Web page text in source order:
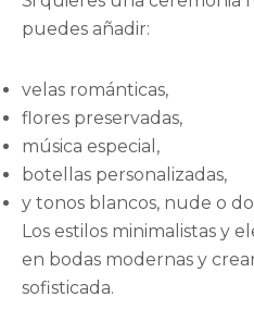
puedes añadir:
velas románticas,
flores preservadas,
música especial,
botellas personalizadas,
y tonos blancos, nude o
Los estilos minimalistas y
en bodas modernas y
sofisticada.